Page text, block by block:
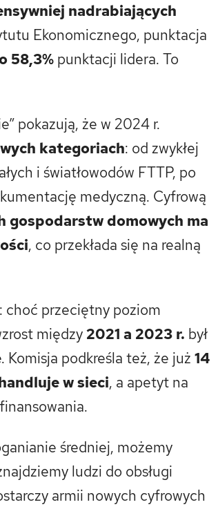
nadrabiających
Ekonomicznego, punktacja
58,3% punktacji lidera. To
pokazują, że w 2024 r.
kategoriach: od zwykłej
i światłowodów FTTP, po
medyczną. Cyfrową
gospodarstw domowych ma
, co przekłada się na realną
choć przeciętny poziom
między2021 a 2023 r. był
. Komisja podkreśla też, że już 14
w sieci, a apetyt na
średniej, możemy
ludzi do obsługi
armii nowych cyfrowych